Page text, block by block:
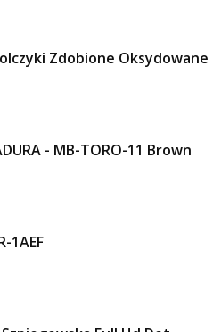
Zdobione Oksydowane
- MB-TORO-11 Brown
1AEF